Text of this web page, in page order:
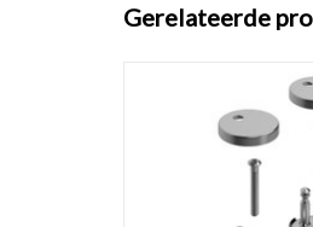
Gerelateerde
Set scharnieren t.b.v.
CL/
TOEVOEGEN AAN